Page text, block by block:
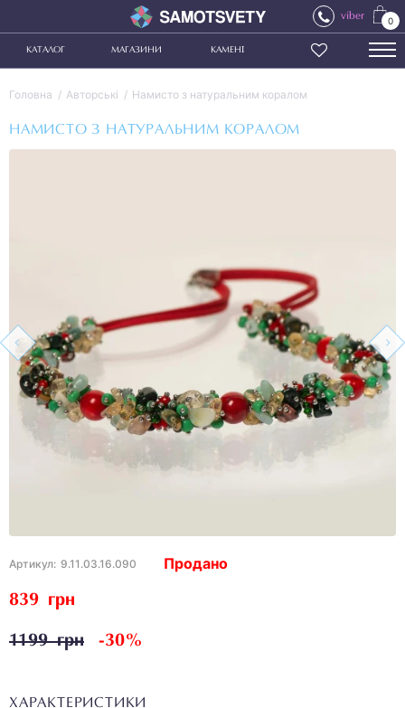
viber 0
КАТАЛОГ МАГАЗИНИ КАМЕНІ
Головна Авторські Намисто з натуральним коралом
НАМИСТО З НАТУРАЛЬНИМ КОРАЛОМ
Артикул: 9.11.03.16.090
839 грн
1199 грн -30%
Продано
ХАРАКТЕРИСТИКИ